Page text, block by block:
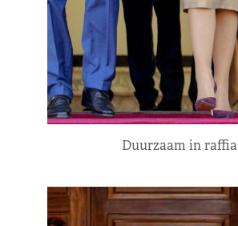
Duurzaam in raffia